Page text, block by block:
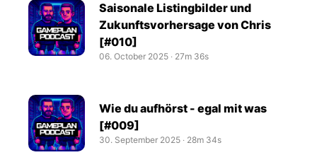
Saisonale Listingbilder und
Zukunftsvorhersage von Chris
[#010]
06. October 2025 ‧ 27m 36s
Wie du aufhörst - egal mit was
[#009]
30. September 2025 ‧ 28m 34s